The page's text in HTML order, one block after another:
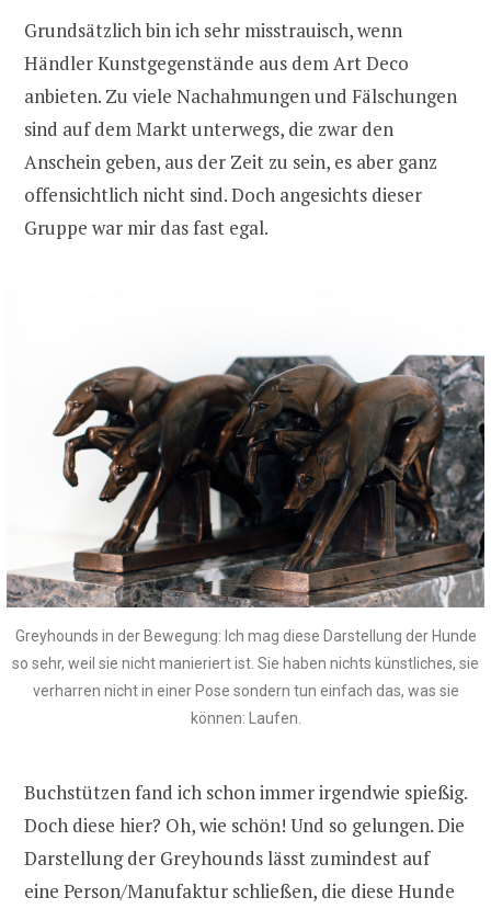
Grundsätzlich bin ich sehr misstrauisch, wenn
Händler Kunstgegenstände aus dem Art Deco
anbieten. Zu viele Nachahmungen und Fälschungen
sind auf dem Markt unterwegs, die zwar den
Anschein geben, aus der Zeit zu sein, es aber ganz
offensichtlich nicht sind. Doch angesichts dieser
Gruppe war mir das fast egal.
Greyhounds in der Bewegung: Ich mag diese Darstellung der Hunde
so sehr, weil sie nicht manieriert ist. Sie haben nichts künstliches, sie
verharren nicht in einer Pose sondern tun einfach das, was sie
können: Laufen.
Buchstützen fand ich schon immer irgendwie spießig.
Doch diese hier? Oh, wie schön! Und so gelungen. Die
Darstellung der Greyhounds lässt zumindest auf
eine Person/Manufaktur schließen, die diese Hunde